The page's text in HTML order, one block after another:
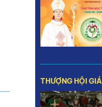
THƯỢNG HỘI